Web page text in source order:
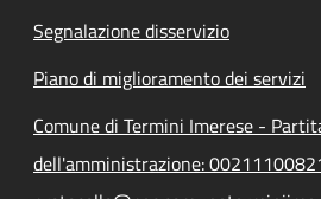
Segnalazione disservizio
Piano di miglioramento dei servizi
Comune di Termini Imerese -
dell'amministrazione: